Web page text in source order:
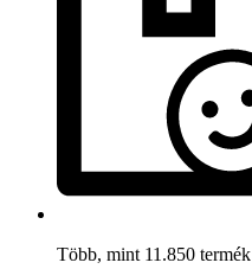
Több, mint 11.850 termék